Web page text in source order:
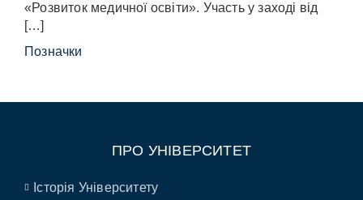
«Розвиток медичної освіти». Участь у заході від
[…]
Позначки
ПРО УНІВЕРСИТЕТ
Історія Університету